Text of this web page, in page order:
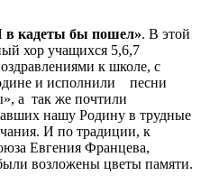
в кадеты бы пошел». В этой
хор учащихся 5,6,7
к школе, с
и исполнили песни
а так же почтили
нашу Родину в трудные
И по традиции, к
Евгения Францева,
возложены цветы памяти.